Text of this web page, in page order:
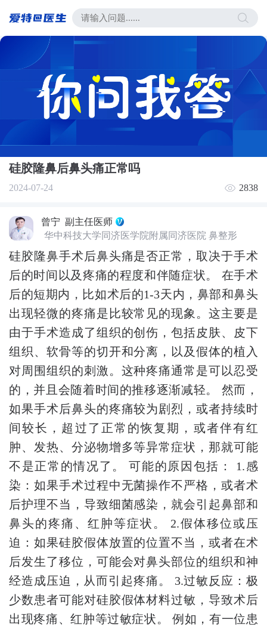
硅胶隆鼻后鼻头痛正常吗
2024-07-24 2838
曾宁 副主任医师
华中科技大学同济医学院附属同济医院 鼻整形
硅胶隆鼻手术后鼻头痛是否正常，取决于手术
后的时间以及疼痛的程度和伴随症状。 在手术
后的短期内，比如术后的1-3天内，鼻部和鼻头
出现轻微的疼痛是比较常见的现象。这主要是
由于手术造成了组织的创伤，包括皮肤、皮下
组织、软骨等的切开和分离，以及假体的植入
对周围组织的刺激。这种疼痛通常是可以忍受
的，并且会随着时间的推移逐渐减轻。 然而，
如果手术后鼻头的疼痛较为剧烈，或者持续时
间较长，超过了正常的恢复期，或者伴有红
肿、发热、分泌物增多等异常症状，那就可能
不是正常的情况了。 可能的原因包括： 1.感
染：如果手术过程中无菌操作不严格，或者术
后护理不当，导致细菌感染，就会引起鼻部和
鼻头的疼痛、红肿等症状。 2.假体移位或压
迫：如果硅胶假体放置的位置不当，或者在术
后发生了移位，可能会对鼻头部位的组织和神
经造成压迫，从而引起疼痛。 3.过敏反应：极
少数患者可能对硅胶假体材料过敏，导致术后
出现疼痛、红肿等过敏症状。 例如，有一位患